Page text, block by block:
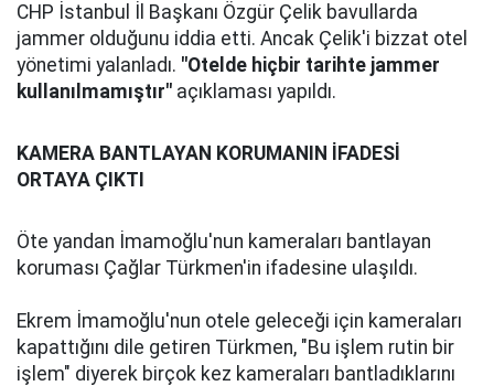
CHP İstanbul İl Başkanı Özgür Çelik bavullarda
jammer olduğunu iddia etti. Ancak Çelik'i bizzat otel
yönetimi yalanladı. "Otelde hiçbir tarihte jammer
kullanılmamıştır" açıklaması yapıldı.
KAMERA BANTLAYAN KORUMANIN İFADESİ
ORTAYA ÇIKTI
Öte yandan İmamoğlu'nun kameraları bantlayan
koruması Çağlar Türkmen'in ifadesine ulaşıldı.
Ekrem İmamoğlu'nun otele geleceği için kameraları
kapattığını dile getiren Türkmen, "Bu işlem rutin bir
işlem" diyerek birçok kez kameraları bantladıklarını